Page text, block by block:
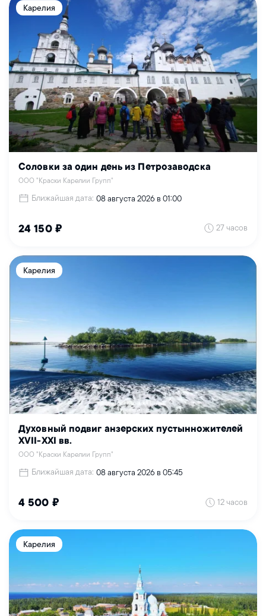
Карелия
Соловки за один день из Петрозаводска
ООО "Краски Карелии Групп"
Ближайшая дата: 08 августа 2026 в 01:00
24 150 ₽ 27 часов
Карелия
Духовный подвиг анзерских пустынножителей
XVII-XXI вв.
ООО "Краски Карелии Групп"
Ближайшая дата: 08 августа 2026 в 05:45
4 500 ₽ 12 часов
Карелия